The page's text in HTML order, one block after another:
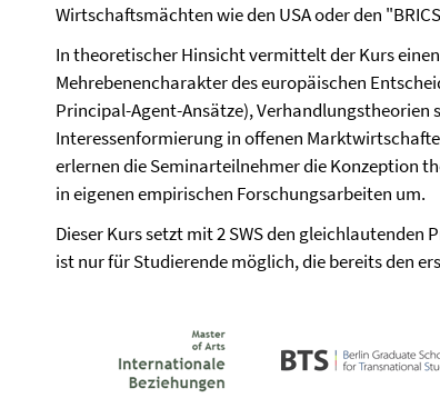
Wirtschaftsmächten wie den USA oder den
In theoretischer Hinsicht vermittelt der Kurs
Mehrebenencharakter des europäischen
Principal-Agent-Ansätze),
Interessenformierung in offenen
erlernen die Seminarteilnehmer die Konzeption
in eigenen empirischen Forschungsarbeiten um.
Dieser Kurs setzt mit 2 SWS den gleichlautenden
ist nur für Studierende möglich, die bereits den